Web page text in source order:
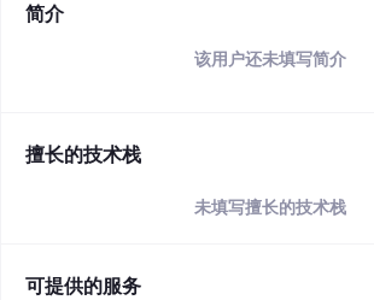
简介
该用户还未填写简介
擅长的技术栈
未填写擅长的技术栈
可提供的服务